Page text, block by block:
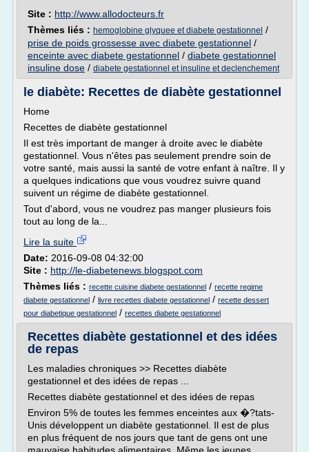
Site : http://www.allodocteurs.fr
Thèmes liés : hemoglobine glyquee et diabete gestationnel /
prise de poids grossesse avec diabete gestationnel /
enceinte avec diabete gestationnel / diabete gestationnel
insuline dose / diabete gestationnel et insuline et declenchement
le diabète: Recettes de diabète gestationnel
Home
Recettes de diabète gestationnel
Il est très important de manger à droite avec le diabète
gestationnel. Vous n'êtes pas seulement prendre soin de
votre santé, mais aussi la santé de votre enfant à naître. Il y
a quelques indications que vous voudrez suivre quand
suivent un régime de diabète gestationnel.
Tout d'abord, vous ne voudrez pas manger plusieurs fois
tout au long de la...
Lire la suite
Date: 2016-09-08 04:32:00
Site : http://le-diabetenews.blogspot.com
Thèmes liés : recette cuisine diabete gestationnel / recette regime
diabete gestationnel / livre recettes diabete gestationnel / recette dessert
pour diabetique gestationnel / recettes diabete gestationnel
Recettes diabète gestationnel et des idées
de repas
Les maladies chroniques >> Recettes diabète
gestationnel et des idées de repas ...
Recettes diabète gestationnel et des idées de repas
Environ 5% de toutes les femmes enceintes aux �?tats-
Unis développent un diabète gestationnel. Il est de plus
en plus fréquent de nos jours que tant de gens ont une